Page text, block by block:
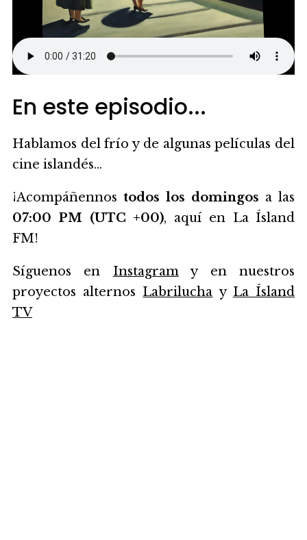
En este episodio...
Hablamos del frío y de algunas películas del
cine islandés...
¡Acompáñennos todos los domingos a las
07:00 PM (UTC +00), aquí en La Ísland
FM!
Síguenos en Instagramy en nuestros
proyectos alternos Labrilucha y La Ísland
TV